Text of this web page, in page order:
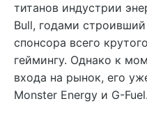
титанов индустрии
Bull, годами
спонсора всего
геймингу. Однако к
входа на рынок, его
Monster Energy и G-Fuel.